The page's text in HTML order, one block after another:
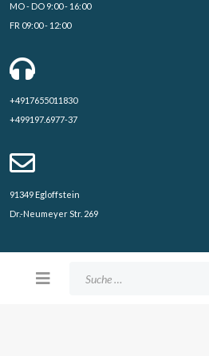
MO - DO 9:00 - 16:00
FR 09:00 - 12:00
+4917655011830
+499197.6977-37
91349 Egloffstein
Dr.-Neumeyer Str. 269